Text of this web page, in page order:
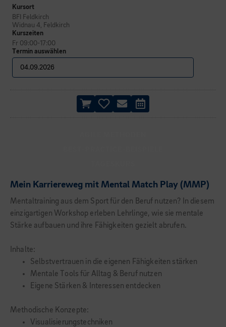
Kursort
BFI Feldkirch
Widnau 4, Feldkirch
Termin auswählen
Kurszeiten
Fr 09:00-17:00
Mein Karriereweg mit Mental Match Play (MMP)
Mentaltraining aus dem Sport für den Beruf nutzen? In diesem
einzigartigen Workshop erleben Lehrlinge, wie sie mentale
Stärke aufbauen und ihre Fähigkeiten gezielt abrufen.
Inhalte:
Selbstvertrauen in die eigenen Fähigkeiten stärken
Mentale Tools für Alltag & Beruf nutzen
Eigene Stärken & Interessen entdecken
Methodische Konzepte:
Visualisierungstechniken